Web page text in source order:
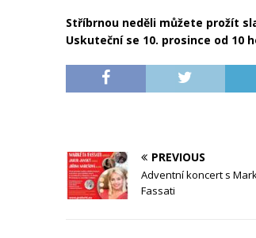
Stříbrnou neděli můžete prožít
Uskuteční se 10. prosince od 10
PREVIOUS
Adventní koncert s
Fassati